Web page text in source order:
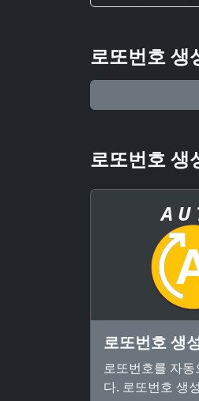
로또번호 생
로또번호 생
A U
로또번호 생
로또번호를 자
다. 로또번호 생